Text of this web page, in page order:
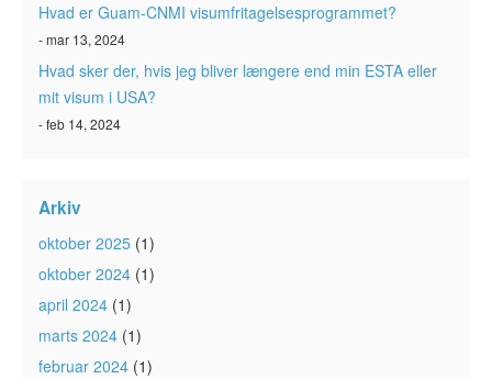
Hvad er Guam-CNMI visumfritagelsesprogrammet?
- mar 13, 2024
Hvad sker der, hvis jeg bliver længere end min ESTA eller
mit visum i USA?
- feb 14, 2024
Arkiv
oktober 2025 (1)
oktober 2024 (1)
april 2024 (1)
marts 2024 (1)
februar 2024 (1)